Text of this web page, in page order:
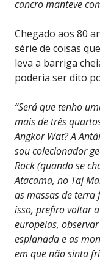
cancro manteve
Chegado aos 80
série de coisas
leva a barriga
poderia ser dito
“Será que tenho
mais de três
Angkor Wat? A
sou colecionador
Rock (quando se
Atacama, no Taj
as massas de terra
isso, prefiro voltar
europeias,
esplanada e as
em que não sinta